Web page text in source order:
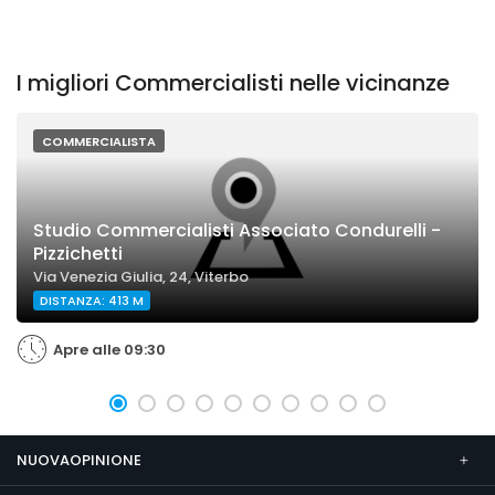
I migliori Commercialisti nelle vicinanze
COMMERCIALISTA
Studio Commercialisti Associato Condurelli -
Pizzichetti
Via Venezia Giulia, 24, Viterbo
DISTANZA: 413 M
Apre alle 09:30
NUOVAOPINIONE